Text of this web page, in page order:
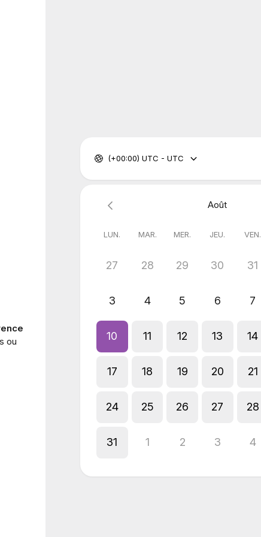
ou
(+00:00) UTC - UTC
Août
LUN. MAR. MER. JEU. VEN.
27 28 29 30 31
3 4 5 6 7
10 11 12 13 14
17 18 19 20 21
24 25 26 27 28
31 1 2 3 4